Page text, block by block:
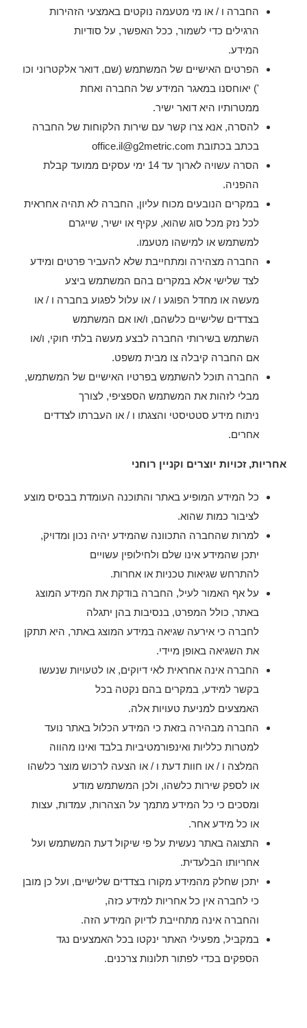
החברה ו / או מי מטעמה נוקטים באמצעי הזהירות
הרגילים כדי לשמור, ככל האפשר, על סודיות
המידע.
הפרטים האישיים של המשתמש (שם, דואר אלקטרוני וכו
') יאוחסנו במאגר המידע של החברה ואחת
ממטרותיו היא דואר ישיר.
להסרה, אנא צרו קשר עם שירות הלקוחות של החברה
בכתב בכתובת office.il@g2metric.com
הסרה עשויה לארוך עד 14 ימי עסקים ממועד קבלת
ההפניה.
במקרים הנובעים מכוח עליון, החברה לא תהיה אחראית
לכל נזק מכל סוג שהוא, עקיף או ישיר, שייגרם
למשתמש או למישהו מטעמו.
החברה מצהירה ומתחייבת שלא להעביר פרטים ומידע
לצד שלישי אלא במקרים בהם המשתמש ביצע
מעשה או מחדל הפוגע ו / או עלול לפגוע בחברה ו / או
בצדדים שלישיים כלשהם, ו/או אם המשתמש
השתמש בשירותי החברה לבצע מעשה בלתי חוקי, ו/או
אם החברה קיבלה צו מבית משפט.
החברה תוכל להשתמש בפרטיו האישיים של המשתמש,
מבלי לזהות את המשתמש הספציפי, לצורך
ניתוח מידע סטטיסטי והצגתו ו / או העברתו לצדדים
אחרים.
אחריות, זכויות יוצרים וקניין רוחני
כל המידע המופיע באתר והתוכנה העומדת בבסיס מוצע
לציבור כמות שהוא.
למרות שהחברה התכוונה שהמידע יהיה נכון ומדויק,
יתכן שהמידע אינו שלם ולחילופין עשויים
להתרחש שגיאות טכניות או אחרות.
על אף האמור לעיל, החברה בודקת את המידע המוצג
באתר, כולל המפרט, בנסיבות בהן יתגלה
לחברה כי אירעה שגיאה במידע המוצג באתר, היא תתקן
את השגיאה באופן מיידי.
החברה אינה אחראית לאי דיוקים, או לטעויות שנעשו
בקשר למידע, במקרים בהם נקטה בכל
האמצעים למניעת טעויות אלה.
החברה מבהירה בזאת כי המידע הכלול באתר נועד
למטרות כלליות ואינפורמטיביות בלבד ואינו מהווה
המלצה ו / או חוות דעת ו / או הצעה לרכוש מוצר כלשהו
או לספק שירות כלשהו, ולכן המשתמש מודע
ומסכים כי כל המידע מתמך על הצהרות, עמדות, עצות
או כל מידע אחר.
התצוגה באתר נעשית על פי שיקול דעת המשתמש ועל
אחריותו הבלעדית.
יתכן שחלק מהמידע מקורו בצדדים שלישיים, ועל כן מובן
כי לחברה אין כל אחריות למידע כזה,
והחברה אינה מתחייבת לדיוק המידע הזה.
במקביל, מפעילי האתר ינקטו בכל האמצעים נגד
הספקים בכדי לפתור תלונות צרכנים.